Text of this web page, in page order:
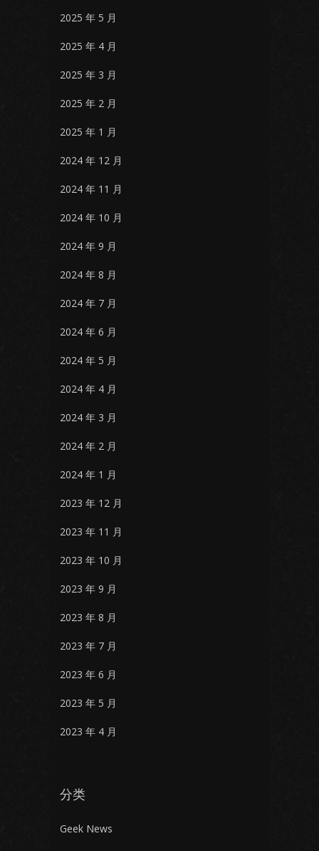
2025 年 5 月
2025 年 4 月
2025 年 3 月
2025 年 2 月
2025 年 1 月
2024 年 12 月
2024 年 11 月
2024 年 10 月
2024 年 9 月
2024 年 8 月
2024 年 7 月
2024 年 6 月
2024 年 5 月
2024 年 4 月
2024 年 3 月
2024 年 2 月
2024 年 1 月
2023 年 12 月
2023 年 11 月
2023 年 10 月
2023 年 9 月
2023 年 8 月
2023 年 7 月
2023 年 6 月
2023 年 5 月
2023 年 4 月
分类
Geek News